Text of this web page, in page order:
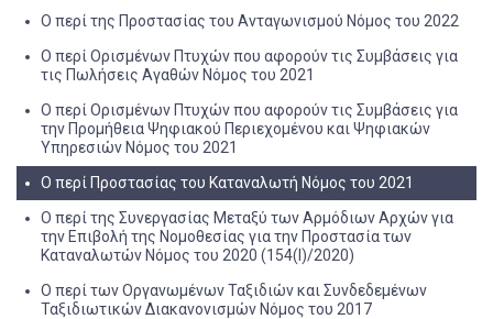
Ο περί της Προστασίας του Ανταγωνισμού Νόμος του 2022
Ο περί Ορισμένων Πτυχών που αφορούν τις Συμβάσεις για
τις Πωλήσεις Αγαθών Νόμος του 2021
Ο περί Ορισμένων Πτυχών που αφορούν τις Συμβάσεις για
την Προμήθεια Ψηφιακού Περιεχομένου και Ψηφιακών
Υπηρεσιών Νόμος του 2021
Ο περί Προστασίας του Καταναλωτή Νόμος του 2021
Ο περί της Συνεργασίας Μεταξύ των Αρμόδιων Αρχών για
την Επιβολή της Νομοθεσίας για την Προστασία των
Καταναλωτών Νόμος του 2020 (154(I)/2020)
Ο περί των Οργανωμένων Ταξιδιών και Συνδεδεμένων
Ταξιδιωτικών Διακανονισμών Νόμος του 2017